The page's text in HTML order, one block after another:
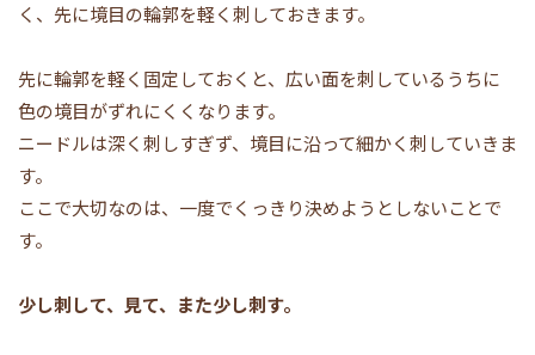
く、先に境目の輪郭を軽く刺しておきます。
先に輪郭を軽く固定しておくと、広い面を刺しているうちに
色の境目がずれにくくなります。
ニードルは深く刺しすぎず、境目に沿って細かく刺していきま
す。
ここで大切なのは、一度でくっきり決めようとしないことで
す。
少し刺して、見て、また少し刺す。